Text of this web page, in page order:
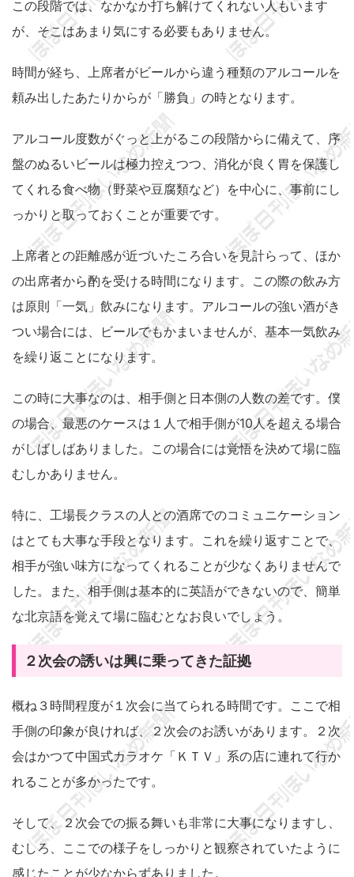
この段階では、なかなか打ち解けてくれない人もいます
が、そこはあまり気にする必要もありません。
時間が経ち、上席者がビールから違う種類のアルコールを
頼み出したあたりからが「勝負」の時となります。
アルコール度数がぐっと上がるこの段階からに備えて、序
盤のぬるいビールは極力控えつつ、消化が良く胃を保護し
てくれる食べ物（野菜や豆腐類など）を中心に、事前にし
っかりと取っておくことが重要です。
上席者との距離感が近づいたころ合いを見計らって、ほか
の出席者から酌を受ける時間になります。この際の飲み方
は原則「一気」飲みになります。アルコールの強い酒がき
つい場合には、ビールでもかまいませんが、基本一気飲み
を繰り返ことになります。
この時に大事なのは、相手側と日本側の人数の差です。僕
の場合、最悪のケースは１人で相手側が10人を超える場合
がしばしばありました。この場合には覚悟を決めて場に臨
むしかありません。
特に、工場長クラスの人との酒席でのコミュニケーション
はとても大事な手段となります。これを繰り返すことで、
相手が強い味方になってくれることが少なくありませんで
した。また、相手側は基本的に英語ができないので、簡単
な北京語を覚えて場に臨むとなお良いでしょう。
２次会の誘いは興に乗ってきた証拠
概ね３時間程度が１次会に当てられる時間です。ここで相
手側の印象が良ければ、２次会のお誘いがあります。２次
会はかつて中国式カラオケ「ＫＴＶ」系の店に連れて行か
れることが多かったです。
そして、２次会での振る舞いも非常に大事になりますし、
むしろ、ここでの様子をしっかりと観察されていたように
感じたことが少なからずありました。